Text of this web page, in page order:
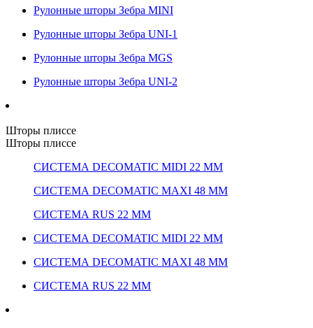
Рулонные шторы Зебра MINI
Рулонные шторы Зебра UNI-1
Рулонные шторы Зебра MGS
Рулонные шторы Зебра UNI-2
Шторы плиссе
Шторы плиссе
СИСТЕМА DECOMATIC MIDI 22 ММ
СИСТЕМА DECOMATIC MAXI 48 ММ
СИСТЕМА RUS 22 ММ
СИСТЕМА DECOMATIC MIDI 22 ММ
СИСТЕМА DECOMATIC MAXI 48 ММ
СИСТЕМА RUS 22 ММ